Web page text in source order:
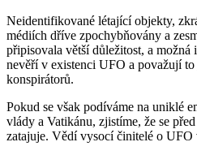
Neidentifikované létající objekty,
médiích dříve zpochybňovány a
připisovala větší důležitost, a
nevěří v existenci UFO a považují
konspirátorů.
Pokud se však podíváme na uniklé
vlády a Vatikánu, zjistíme, že se
zatajuje. Vědí vysocí činitelé o UFO